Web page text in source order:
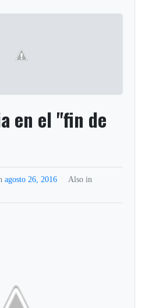
en el "fin de
agosto 26, 2016
Also in